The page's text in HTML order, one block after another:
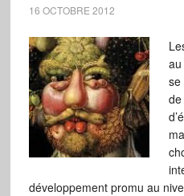
16 OCTOBRE 2012
au
se
de
développement promu au